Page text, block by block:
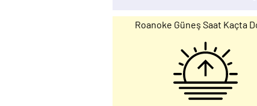
Roanoke Güneş Saat Kaçta